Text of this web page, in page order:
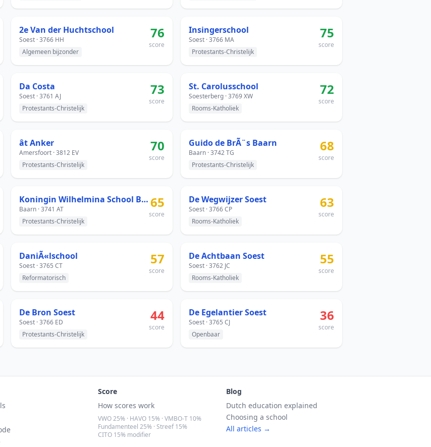
2e Van der Huchtschool
Soest · 3766 HH
Algemeen bijzonder
76
score
Insingerschool
Soest · 3766 MA
Protestants-Christelijk
75
score
Da Costa
Soest · 3761 AJ
Protestants-Christelijk
73
score
St. Carolusschool
Soesterberg · 3769 XW
Rooms-Katholiek
72
score
ât Anker
Amersfoort · 3812 EV
Protestants-Christelijk
70
score
Guido de BrÃ¨s Baarn
Baarn · 3742 TG
Protestants-Christelijk
68
score
Koningin Wilhelmina School Baarn
Baarn · 3741 AT
Protestants-Christelijk
65
score
De Wegwijzer Soest
Soest · 3766 CP
Rooms-Katholiek
63
score
DaniÃ«lschool
Soest · 3765 CT
Reformatorisch
57
score
De Achtbaan Soest
Soest · 3762 JC
Rooms-Katholiek
55
score
De Bron Soest
Soest · 3766 ED
Protestants-Christelijk
44
score
De Egelantier Soest
Soest · 3765 CJ
Openbaar
36
score
Score
How scores work
VWO 25% · HAVO 15% · VMBO-T 10%
Fundamenteel 25% · Streef 15%
CITO 15% modifier
Blog
Dutch education explained
Choosing a school
All articles →